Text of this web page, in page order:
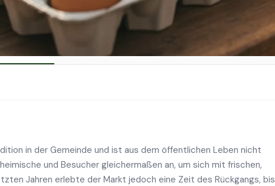
in der Gemeinde und ist aus dem öffentlichen Leben nicht
und Besucher gleichermaßen an, um sich mit frischen,
Jahren erlebte der Markt jedoch eine Zeit des Rückgangs, bis